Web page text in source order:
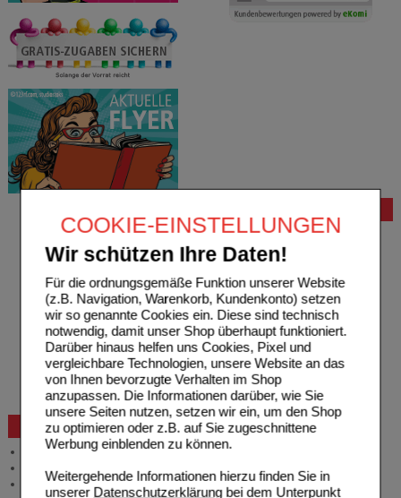
COOKIE-EINSTELLUNGEN
Wir schützen Ihre Daten!
Für die ordnungsgemäße Funktion unserer Website
(z.B. Navigation, Warenkorb, Kundenkonto) setzen
wir so genannte Cookies ein. Diese sind technisch
notwendig, damit unser Shop überhaupt funktioniert.
Darüber hinaus helfen uns Cookies, Pixel und
vergleichbare Technologien, unsere Website an das
von Ihnen bevorzugte Verhalten im Shop
anzupassen. Die Informationen darüber, wie Sie
unsere Seiten nutzen, setzen wir ein, um den Shop
zu optimieren oder z.B. auf Sie zugeschnittene
Werbung einblenden zu können.
Weitergehende Informationen hierzu finden Sie in
unserer Datenschutzerklärungbei dem Unterpunkt
Hilfe zur Anmeldung
Hilfe zum Bestellvorgang
Rezepte einlösen
Freiumschläge anfordern
Freiumschläge downloaden
Auslandsbestellung
Reklamation
Widerrufsformular
Problembehebung
Bestellschein
Beratung und Service
Allgemeine Information
Meldung Arzneimittelrisiken